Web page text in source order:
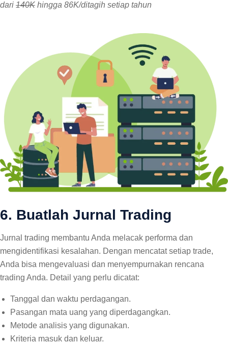
dari 140K hingga 86K/ditagih setiap tahun
6. Buatlah Jurnal Trading
Jurnal trading membantu Anda melacak performa dan
mengidentifikasi kesalahan. Dengan mencatat setiap trade,
Anda bisa mengevaluasi dan menyempurnakan rencana
trading Anda. Detail yang perlu dicatat:
Tanggal dan waktu perdagangan.
Pasangan mata uang yang diperdagangkan.
Metode analisis yang digunakan.
Kriteria masuk dan keluar.